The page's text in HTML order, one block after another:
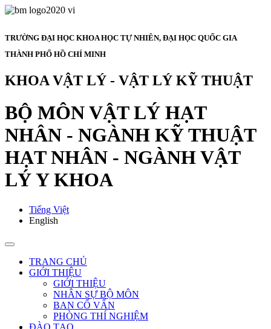
TRƯỜNG ĐẠI HỌC KHOA HỌC TỰ NHIÊN, ĐẠI HỌC QUỐC GIA
THÀNH PHỐ HỒ CHÍ MINH
KHOA VẬT LÝ - VẬT LÝ KỸ THUẬT
BỘ MÔN VẬT LÝ HẠT
NHÂN - NGÀNH KỸ THUẬT
HẠT NHÂN - NGÀNH VẬT
LÝ Y KHOA
Tiếng Việt
English
TRANG CHỦ
GIỚI THIỆU
GIỚI THIỆU
NHÂN SỰ BỘ MÔN
BAN CỐ VẤN
PHÒNG THÍ NGHIỆM
ĐÀO TẠO